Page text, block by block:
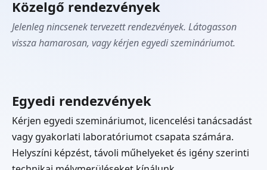
Közelgő rendezvények
Jelenleg nincsenek tervezett rendezvények. Látogasson
vissza hamarosan, vagy kérjen egyedi szemináriumot.
Egyedi rendezvények
Kérjen egyedi szemináriumot, licencelési tanácsadást
vagy gyakorlati laboratóriumot csapata számára.
Helyszíni képzést, távoli műhelyeket és igény szerinti